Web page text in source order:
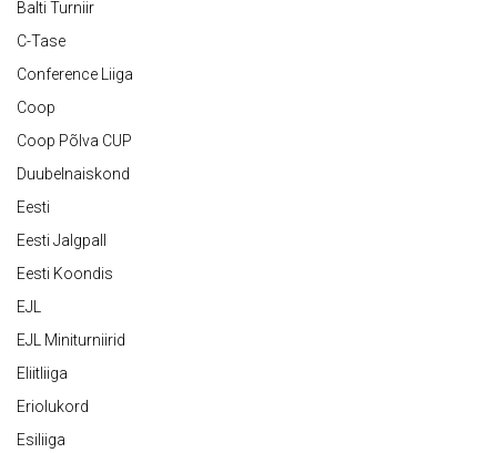
Balti Turniir
C-Tase
Conference Liiga
Coop
Coop Põlva CUP
Duubelnaiskond
Eesti
Eesti Jalgpall
Eesti Koondis
EJL
EJL Miniturniirid
Eliitliiga
Eriolukord
Esiliiga